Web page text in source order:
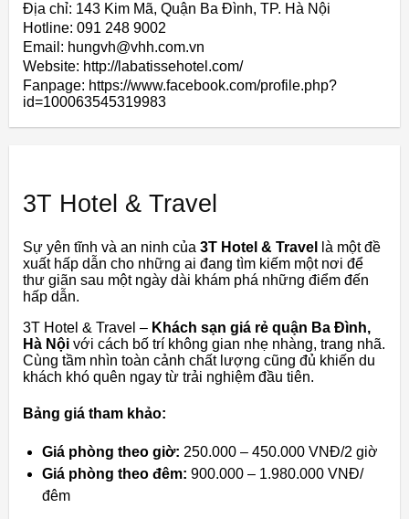
Địa chỉ: 143 Kim Mã, Quận Ba Đình, TP. Hà Nội
Hotline: 091 248 9002
Email: hungvh@vhh.com.vn
Website: http://labatissehotel.com/
Fanpage: https://www.facebook.com/profile.php?
id=100063545319983
3T Hotel & Travel
Sự yên tĩnh và an ninh của 3T Hotel & Travel
là một đề
xuất hấp dẫn cho những ai đang tìm kiếm một nơi để
thư giãn sau một ngày dài khám phá những điểm đến
hấp dẫn.
3T Hotel & Travel – Khách sạn giá rẻ quận Ba Đình,
Hà Nội với cách bố trí không gian nhẹ nhàng, trang nhã.
Cùng tầm nhìn toàn cảnh chất lượng cũng đủ khiến du
khách khó quên ngay từ trải nghiệm đầu tiên.
Bảng giá tham khảo:
Giá phòng theo giờ: 250.000 – 450.000 VNĐ/2 giờ
Giá phòng theo đêm: 900.000 – 1.980.000 VNĐ/
đêm